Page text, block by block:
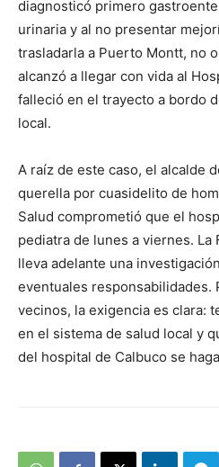
diagnosticó primero
urinaria y al no presentar
trasladarla a Puerto Montt, no
alcanzó a llegar con vida al
falleció en el trayecto a bordo
local.
A raíz de este caso, el alcalde
querella por cuasidelito de
Salud comprometió que el
pediatra de lunes a viernes. La
lleva adelante una
eventuales responsabilidades.
vecinos, la exigencia es clara:
en el sistema de salud local y
del hospital de Calbuco se